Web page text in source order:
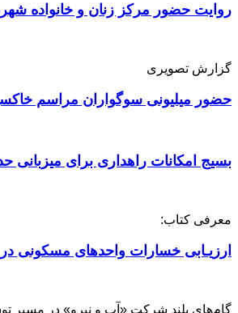
روایت حضور مرکز زنان و خانواده
گزارش تصویری
حضور میلیونی سوگواران مراسم
بسیج امکانات راهداری برای میزبانی
معرفی کتاب:
ارزیـابی خسارات واحدهای مسکونی
گام‌های بلند شرکت «آب و نیرو» در مسیر